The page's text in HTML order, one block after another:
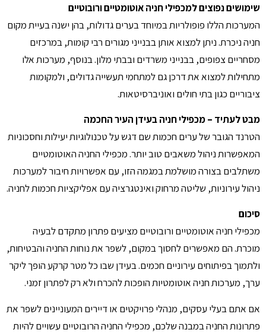
שימושים נפוצים למכפילי חניה אוטומטיים ורובוטיים
המערכות הללו פופולריות במיוחד בערים גדולות, בהן ישנה בעיית מקום
חניה ניכרת. ניתן למצוא אותן בבנייני מגורים רבי קומות, במרכזים
מסחריים צפופים, בבנייני משרדים ובבתי מלון. בנוסף, מערכות אלו
מתחילות למצוא את דרכן גם למתחמי תעשייה גדולים, ולמקומות
ציבוריים כגון בתי חולים ואוניברסיטאות.
מבט לעתיד – מכפילי חניה בעידן העיר החכמה
הטרנד הגובר של ערים חכמות שם דגש על טכנולוגיות יעילות וחסכוניות
המאפשרות ניהול משאבים טוב יותר. מכפילי החניה האוטומטיים
משתלבים בצורה מושלמת במגמה הזו, עם אפשרויות חיבור למערכות
ניהול עירוניות, שליטה מרחוק ואינטגרציה עם אפליקציות חכמות לחניה.
סיכום
מכפילי חניה אוטומטיים ורובוטיים מציעים פתרון מתקדם לבעיה
מוכרת. הם מאפשרים לחסוך במקום, לשפר את נוחות החניה והבטיחות,
ולתמוך בפיתוחים עירוניים חכמים. בעידן שבו כל מטר קרקע הופך ליקר
ערך, מערכות חניה אוטומטיות הופכות להכרח ולא רק לפתרון זמני.
אם אתם בעלי עסקים, מנהלי פרויקטים או דיירים המעוניינים לשפר את
פתרונות החניה במבנה שלכם, מכפילי החניה הרובוטיים עשויים להיות